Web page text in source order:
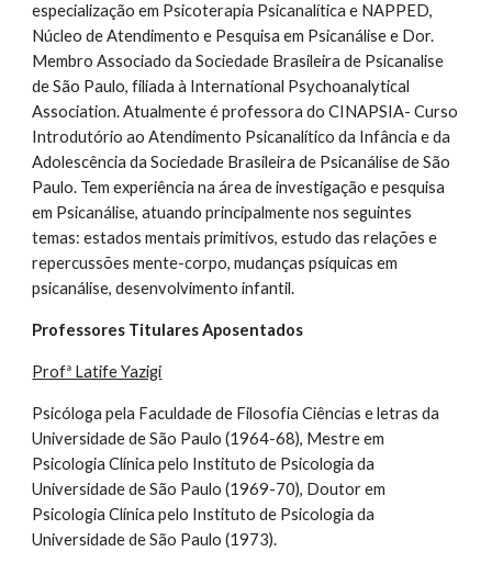
especialização em Psicoterapia Psicanalítica e NAPPED,
Núcleo de Atendimento e Pesquisa em Psicanálise e Dor.
Membro Associado da Sociedade Brasileira de Psicanalise
de São Paulo, filiada à International Psychoanalytical
Association. Atualmente é professora do CINAPSIA- Curso
Introdutório ao Atendimento Psicanalítico da Infância e da
Adolescência da Sociedade Brasileira de Psicanálise de São
Paulo. Tem experiência na área de investigação e pesquisa
em Psicanálise, atuando principalmente nos seguintes
temas: estados mentais primitivos, estudo das relações e
repercussões mente-corpo, mudanças psíquicas em
psicanálise, desenvolvimento infantil.
Professores Titulares Aposentados
Profª Latife Yazigi
Psicóloga pela Faculdade de Filosofia Ciências e letras da
Universidade de São Paulo (1964-68), Mestre em
Psicologia Clínica pelo Instituto de Psicologia da
Universidade de São Paulo (1969-70), Doutor em
Psicologia Clínica pelo Instituto de Psicologia da
Universidade de São Paulo (1973).